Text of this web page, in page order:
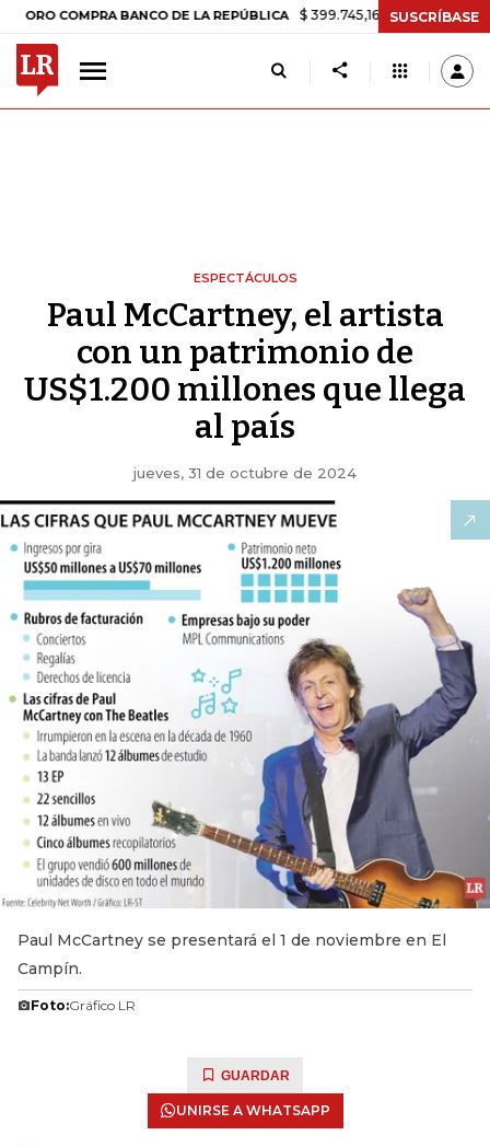
BANCO DE LA REPÚBLICA $ 399.745,16 +$ 2.295,71 +0,58%
SUSCRÍBASE
ESPECTÁCULOS
Paul McCartney, el artista
con un patrimonio de
US$1.200 millones que llega
al país
jueves, 31 de octubre de 2024
Paul McCartney se presentará el 1 de noviembre en El
Campín.
Foto:Gráfico LR
GUARDAR
UNIRSE A WHATSAPP